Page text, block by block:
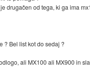
drugačen od tega, ki ga ima
? Bel list kot do sedaj ?
ali MX100 ali MX900 in